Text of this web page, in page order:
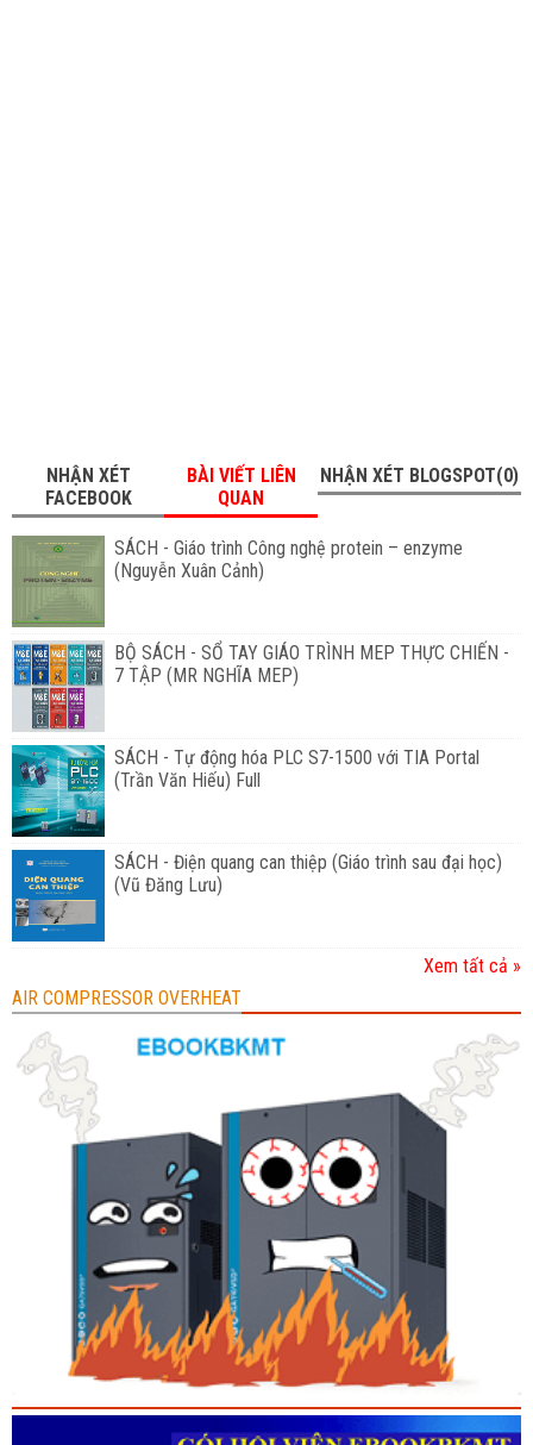
NHẬN XÉT
FACEBOOK
BÀI VIẾT LIÊN
QUAN
NHẬN XÉT BLOGSPOT(0)
SÁCH - Giáo trình Công nghệ protein – enzyme
(Nguyễn Xuân Cảnh)
BỘ SÁCH - SỔ TAY GIÁO TRÌNH MEP THỰC CHIẾN -
7 TẬP (MR NGHĨA MEP)
SÁCH - Tự động hóa PLC S7-1500 với TIA Portal
(Trần Văn Hiếu) Full
SÁCH - Điện quang can thiệp (Giáo trình sau đại học)
(Vũ Đăng Lưu)
Xem tất cả »
AIR COMPRESSOR OVERHEAT